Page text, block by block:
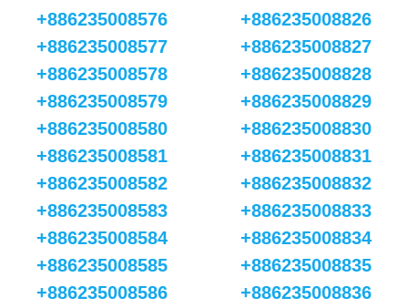
+886235008576
+886235008577
+886235008578
+886235008579
+886235008580
+886235008581
+886235008582
+886235008583
+886235008584
+886235008585
+886235008586
+886235008826
+886235008827
+886235008828
+886235008829
+886235008830
+886235008831
+886235008832
+886235008833
+886235008834
+886235008835
+886235008836